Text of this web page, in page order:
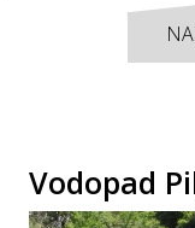
Vodopad